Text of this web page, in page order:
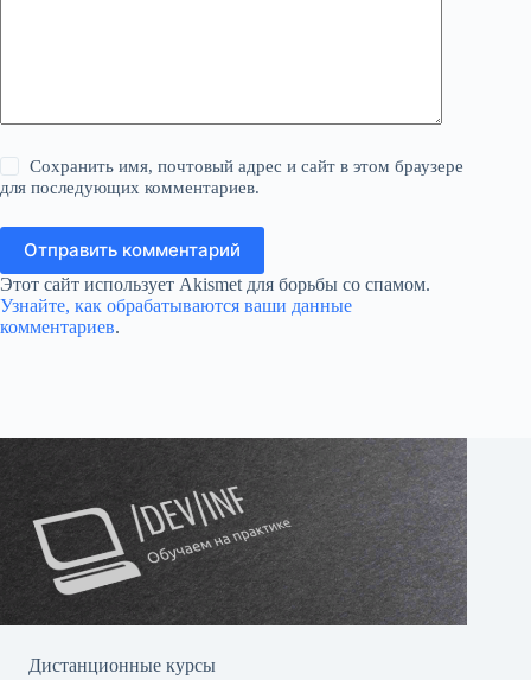
Сохранить имя, почтовый адрес и сайт в этом браузере
для последующих комментариев.
Отправить комментарий
Этот сайт использует Akismet для борьбы со спамом.
Узнайте, как обрабатываются ваши данные
комментариев.
Дистанционные курсы